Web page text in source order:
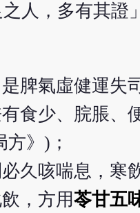
人，多有其
脾氣虛健運失
食少、脘脹、
》)；
久咳喘息，寒
，方用苓甘五